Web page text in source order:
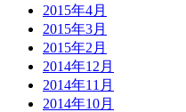
2015年4月
2015年3月
2015年2月
2014年12月
2014年11月
2014年10月